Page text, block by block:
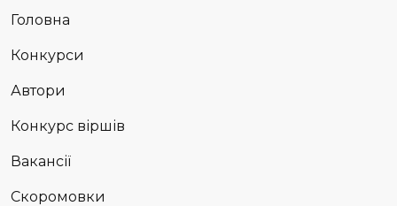
Головна
Конкурси
Автори
Конкурс віршів
Вакансії
Скоромовки